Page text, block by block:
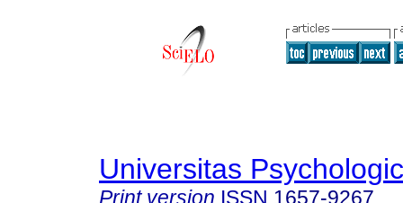
Universitas
Print version ISSN 1657-9267